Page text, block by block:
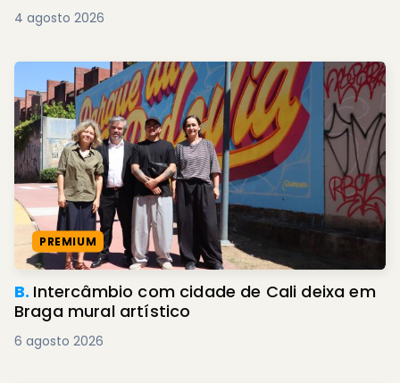
4 agosto 2026
PREMIUM
B. Intercâmbio com cidade de Cali deixa em
Braga mural artístico
6 agosto 2026